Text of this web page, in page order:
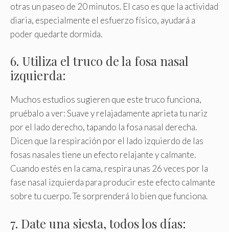
otras un paseo de 20 minutos. El caso es que la actividad
diaria, especialmente el esfuerzo físico, ayudará a
poder quedarte dormida.
6. Utiliza el truco de la fosa nasal
izquierda:
Muchos estudios sugieren que este truco funciona,
pruébalo a ver: Suave y relajadamente aprieta tu nariz
por el lado derecho, tapando la fosa nasal derecha.
Dicen que la respiración por el lado izquierdo de las
fosas nasales tiene un efecto relajante y calmante.
Cuando estés en la cama, respira unas 26 veces por la
fase nasal izquierda para producir este efecto calmante
sobre tu cuerpo. Te sorprenderá lo bien que funciona.
7. Date una siesta, todos los días: